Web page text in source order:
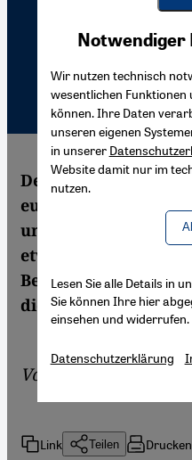
Der Beitritt der
europäischen
umstritten.
etwa 28 Prozent der
Beitritt. Aber auch
die
Von
Link Teilen Drucken
Notwendiger
Wir nutzen technisch
wesentlichen Funktionen
können. Ihre Daten
unseren eigenen
in unserer
Website damit nur im
nutzen.
Google Maps Embed
Lesen Sie alle Details in
Sie können Ihre hier
einsehen und widerrufen.
Datenschutzerklärung